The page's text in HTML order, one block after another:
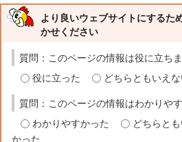
より良いウェブサイトにするた
かせください
質問：このページの情報は役に立ち
役に立った
どちらともいえ
質問：このページの情報はわかりや
わかりやすかった
どちらと
かった